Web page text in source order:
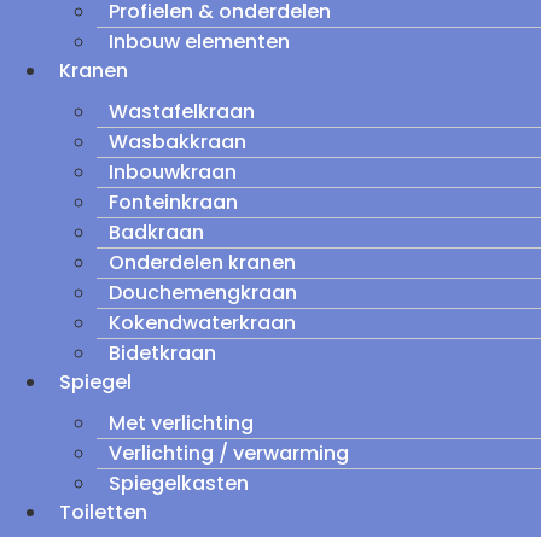
Profielen & onderdelen
Inbouw elementen
Kranen
Wastafelkraan
Wasbakkraan
Inbouwkraan
Fonteinkraan
Badkraan
Onderdelen kranen
Douchemengkraan
Kokendwaterkraan
Bidetkraan
Spiegel
Met verlichting
Verlichting / verwarming
Spiegelkasten
Toiletten